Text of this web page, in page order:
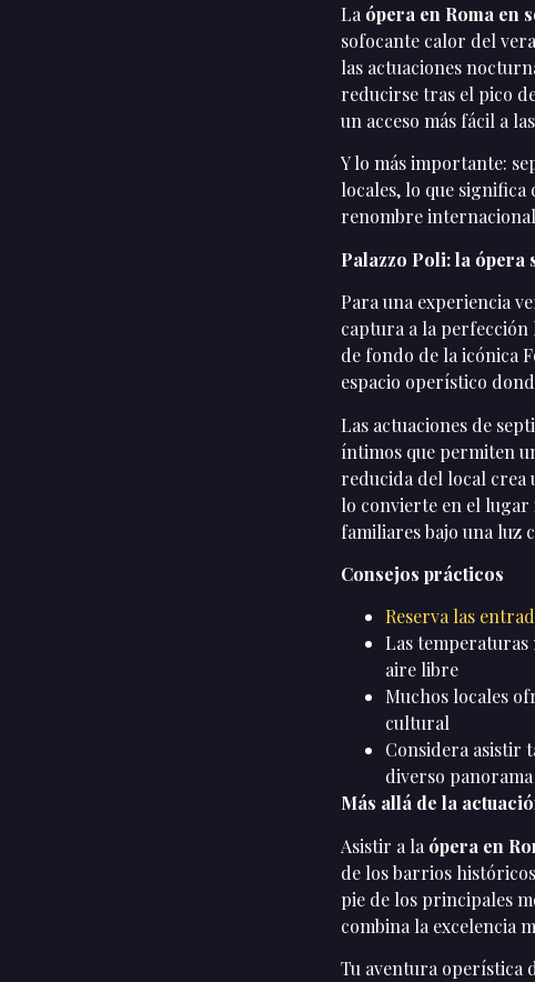
La ópera en Roma en
sofocante calor del
las actuaciones
reducirse tras el pico
un acceso más fácil a
Y lo más importante:
locales, lo que
renombre
Palazzo Poli: la ópera
Para una experiencia
captura a la perfección
de fondo de la icónica
espacio operístico
Las actuaciones de
íntimos que permiten
reducida del local crea
lo convierte en el lugar
familiares bajo una luz
Consejos prácticos
Reserva las
Las temperaturas
aire libre
Muchos locales
cultural
Considera asistir
diverso
Más allá de la
Asistir a la ópera en
de los barrios
pie de los principales
combina la excelencia
Tu aventura operística